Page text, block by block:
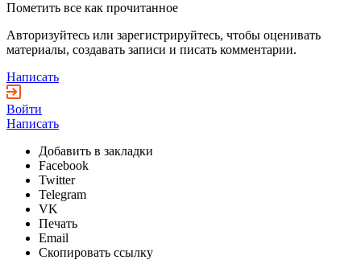
Пометить все как прочитанное
Авторизуйтесь или зарегистрируйтесь, чтобы оценивать
материалы, создавать записи и писать комментарии.
Написать
Войти
Написать
Добавить в закладки
Facebook
Twitter
Telegram
VK
Печать
Email
Скопировать ссылку